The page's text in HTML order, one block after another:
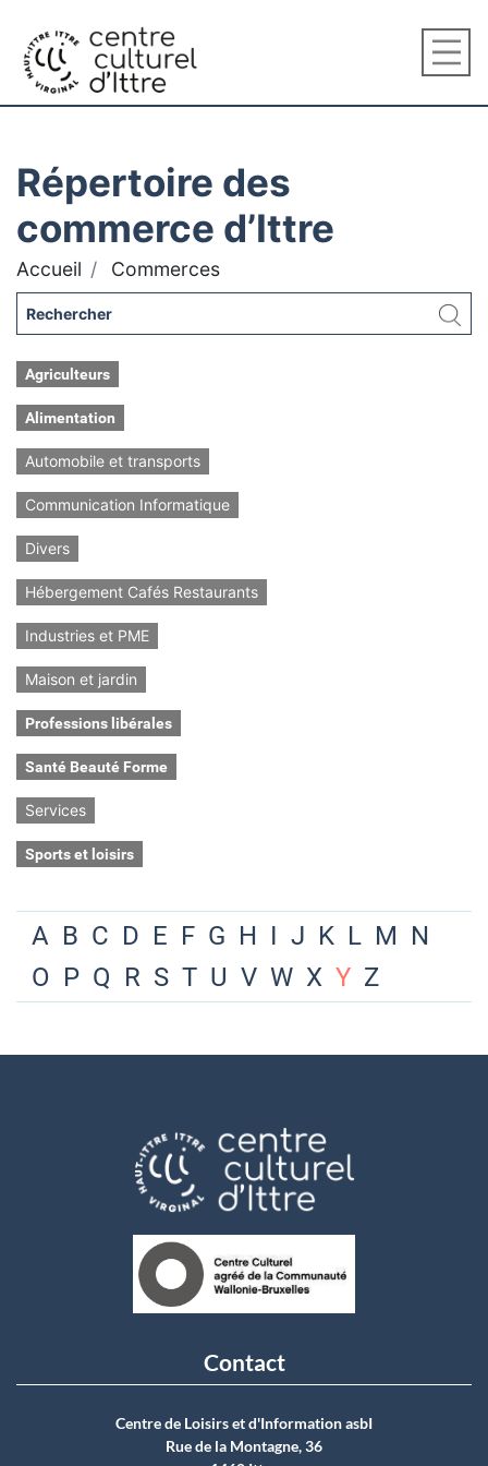
Répertoire des
commerce d’Ittre
Accueil Commerces
Agriculteurs
Alimentation
Automobile et transports
Communication Informatique
Divers
Hébergement Cafés Restaurants
Industries et PME
Maison et jardin
Professions libérales
Santé Beauté Forme
Services
Sports et loisirs
A B C D E F G H I J K L M N
O P Q R S T U V W X Y Z
Contact
Centre de Loisirs et d'Information asbI
Rue de la Montagne, 36